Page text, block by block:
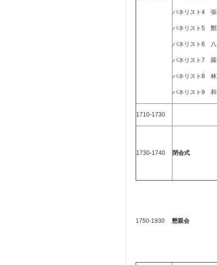
パネリスト4 張
パネリスト5 鄭
パネリスト6 八
パネリスト7 羅
パネリスト8 林
パネリスト9 和
1710-1730
1730-1740 閉会式
1750-1930 懇親会